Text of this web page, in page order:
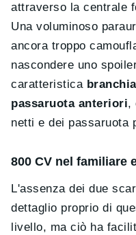
attraverso la centrale
Una voluminoso
ancora troppo
nascondere uno
caratteristica
passaruota anteriori,
netti e dei passaruota
800 CV nel familiare
L'assenza dei due
dettaglio proprio di
livello, ma ciò ha